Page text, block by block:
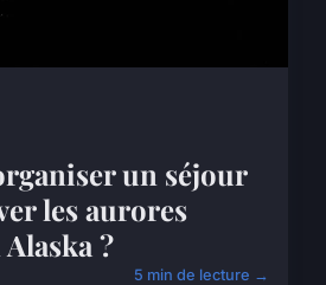
un séjour
les aurores
?
5 min de lecture →